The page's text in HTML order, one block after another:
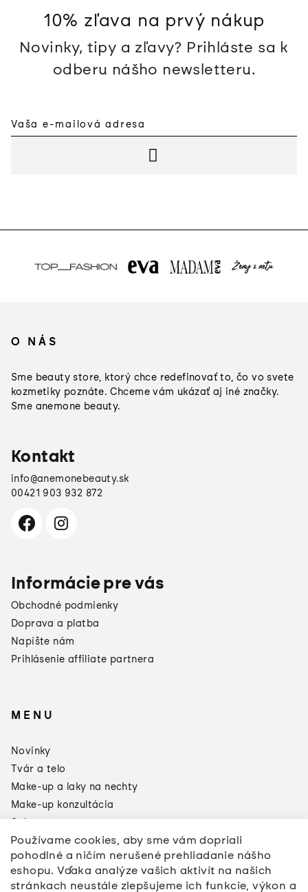
Používame cookies, aby sme vám dopriali
pohodlné a ničím nerušené prehliadanie nášho
eshopu. Vďaka analýze vašich aktivít na našich
stránkach neustále zlepšujeme ich funkcie, výkon a
10% zľava na prvý nákup
Novinky, tipy a zľavy? Prihláste sa k
odberu nášho newsletteru.
O NÁS
Sme beauty store, ktorý chce redefinovať to, čo vo svete
kozmetiky poznáte. Chceme vám ukázať aj iné značky.
Sme anemone beauty.
Kontakt
info@anemonebeauty.sk
00421 903 932 872
Informácie pre vás
Obchodné podmienky
Doprava a platba
Napíšte nám
Prihlásenie affiliate partnera
MENU
Novinky
Tvár a telo
Make-up a laky na nechty
Make-up konzultácia
Sale
Značky
Napíšte nám
zásoby:
3 produkty = Green Odlakovač
*akcia sa nevzťahuje na pilníky a
pomôcly na úpravu nechtov